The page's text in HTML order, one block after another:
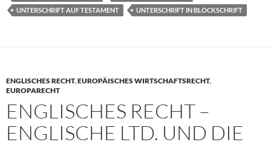
UNTERSCHRIFT AUF TESTAMENT
UNTERSCHRIFT IN BLOCKSCHRIFT
ENGLISCHES RECHT,EUROPÄISCHES WIRTSCHAFTSRECHT,
EUROPARECHT
ENGLISCHES RECHT –
ENGLISCHE LTD. UND DIE